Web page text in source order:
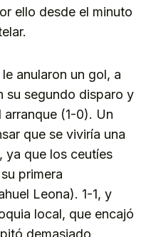
ello desde el minuto
anularon un gol, a
su segundo disparo y
(1-0). Un
que se viviría una
ya que los ceutíes
primera
Leona). 1-1, y
local, que encajó
demasiado